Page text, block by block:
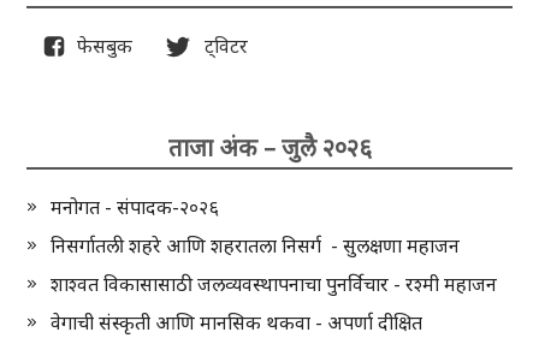
फेसबुक ट्विटर
ताजा अंक – जुलै २०२६
मनोगत - संपादक-२०२६
निसर्गातली शहरे आणि शहरातला निसर्ग - सुलक्षणा महाजन
शाश्वत विकासासाठी जलव्यवस्थापनाचा पुनर्विचार - रश्मी महाजन
वेगाची संस्कृती आणि मानसिक थकवा - अपर्णा दीक्षित